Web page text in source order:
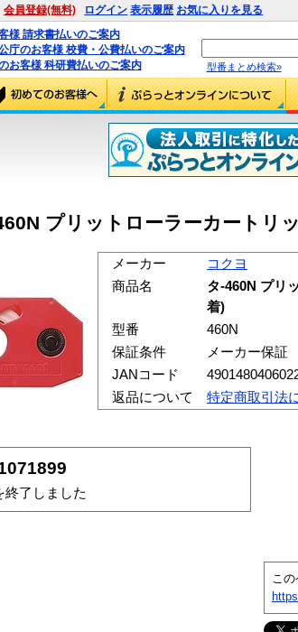
会員登録(無料) ログイン 表示履歴 お気に入りを見る
様 請求書払いのご案内
庁のお客様 校費・公費払いのご案内
お客様 科研費払いのご案内
型番まとめ検索»
プリットローラーカートリ
メーカー
コクヨ
商品名
タ-460N プリ
着)
型番
460N
保証条件
メーカー保証
JANコード
返品について
特定商取引法
終了しました
この